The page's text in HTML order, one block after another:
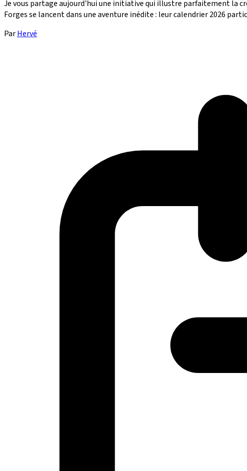
Je vous partage aujourd'hui une initiative qui illustre parfaitement la
Forges se lancent dans une aventure inédite : leur calendrier 2026
ParHervé